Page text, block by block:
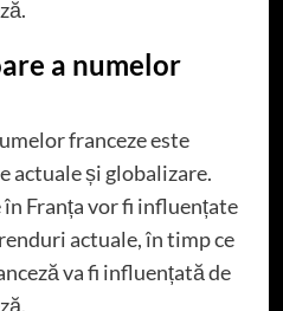
a numelor
franceze este
actuale și globalizare.
Franța vor fi influențate
actuale, în timp ce
va fi influențată de